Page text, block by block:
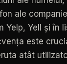
ale
Yelp, Yell și în
este
atât